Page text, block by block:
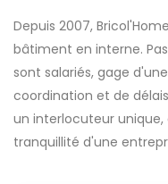
Depuis 2007,
bâtiment en interne.
sont salariés, gage
coordination et de
un interlocuteur unique,
tranquillité d'une